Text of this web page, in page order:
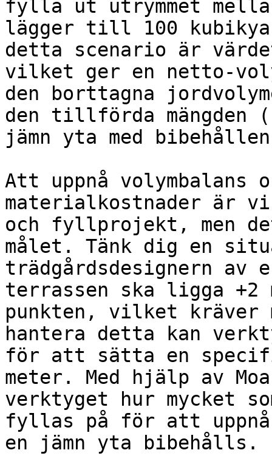
fylla ut utrymmet
lägger till 100
detta scenario är
vilket ger en netto-
den borttagna
den tillförda
jämn yta med
Att uppnå volymbalans
materialkostnader är
och fyllprojekt, men
målet. Tänk dig en
trädgårdsdesignern
terrassen ska ligga +2
punkten, vilket
hantera detta kan
för att sätta en
meter. Med hjälp av
verktyget hur mycket
fyllas på för att uppnå
en jämn yta bibehålls.